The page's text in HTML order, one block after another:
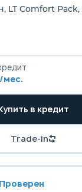
LT Comfort Pack,
мес.
в кредит
Trade-in